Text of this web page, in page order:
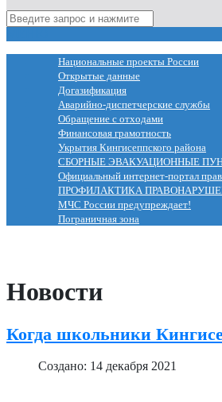
Национальные проекты России
Открытые данные
Догазификация
Аварийно-диспетчерские службы
Обращение с отходами
Финансовая грамотность
Укрытия Кингисеппского района
СБОРНЫЕ ЭВАКУАЦИОННЫЕ
Официальный интернет-портал
ПРОФИЛАКТИКА
МЧС России предупреждает!
Пограничная зона
Новости
Когда школьники
Создано: 14 декабря 2021